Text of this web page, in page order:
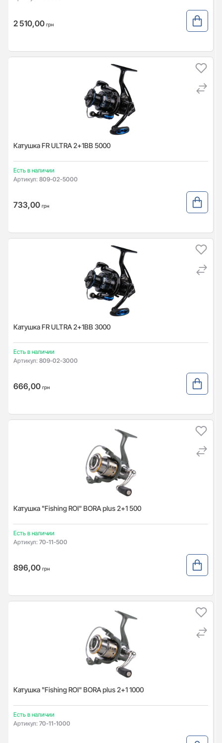
2 510,00 грн
Катушка FR ULTRA 2+1BB 5000
Есть в наличии
Артикул: 809-02-5000
733,00 грн
Катушка FR ULTRA 2+1BB 3000
Есть в наличии
Артикул: 809-02-3000
666,00 грн
Катушка "Fishing ROI" BORA plus 2+1 500
Есть в наличии
Артикул: 70-11-500
896,00 грн
Катушка "Fishing ROI" BORA plus 2+1 1000
Есть в наличии
Артикул: 70-11-1000